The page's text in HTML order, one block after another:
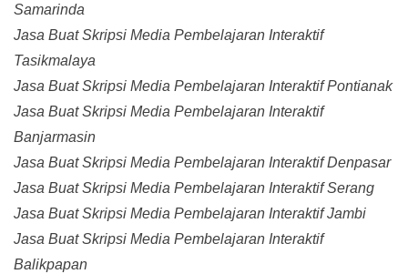
Samarinda
Jasa Buat Skripsi Media Pembelajaran Interaktif
Tasikmalaya
Jasa Buat Skripsi Media Pembelajaran Interaktif Pontianak
Jasa Buat Skripsi Media Pembelajaran Interaktif
Banjarmasin
Jasa Buat Skripsi Media Pembelajaran Interaktif Denpasar
Jasa Buat Skripsi Media Pembelajaran Interaktif Serang
Jasa Buat Skripsi Media Pembelajaran Interaktif Jambi
Jasa Buat Skripsi Media Pembelajaran Interaktif
Balikpapan